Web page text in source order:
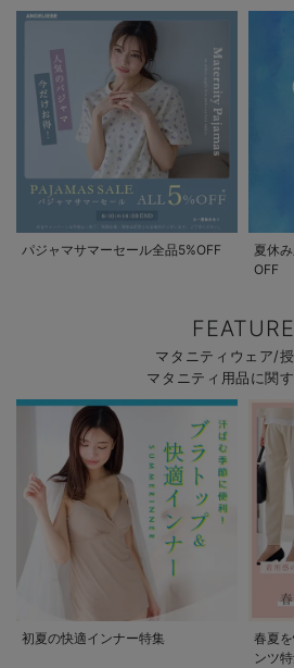
パジャマサマーセール全品5%OFF
夏休
OFF
FEATURE
マタニティウェア/
マタニティ用品に関
初夏の快適インナー特集
春夏
ンツ